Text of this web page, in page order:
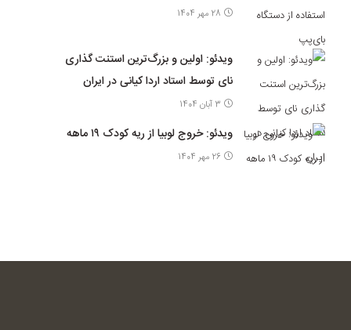
28 مهر 1404
ویدئو: اولین و بزرگ‌ترین استنت گذاری
نای توسط استاد اردا کیانی در ایران
3 آبان 1404
ویدئو: خروج لوبیا از ریه کودک ۱۹ ماهه
26 مهر 1404